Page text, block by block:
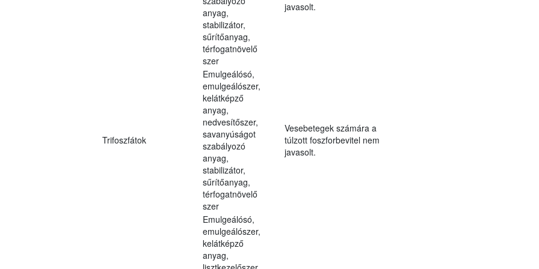
anyag,
stabilizátor,
sűrítőanyag,
térfogatnövelő
szer
javasolt.
Trifoszfátok
Emulgeálósó,
emulgeálószer,
kelátképző
anyag,
nedvesítőszer,
savanyúságot
szabályozó
anyag,
stabilizátor,
sűrítőanyag,
térfogatnövelő
szer
Vesebetegek számára a
túlzott foszforbevitel nem
javasolt.
Emulgeálósó,
emulgeálószer,
kelátképző
anyag,